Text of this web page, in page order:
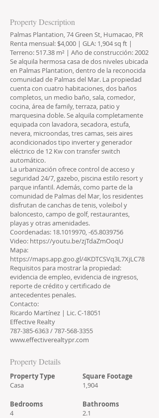
Property Description
Palmas Plantation, 74 Green St, Humacao, PR
Renta mensual: $4,000 | GLA: 1,904 sq ft |
Terreno: 517.38 m² | Año de construcción: 2002
Se alquila hermosa casa de dos niveles ubicada
en Palmas Plantation, dentro de la reconocida
comunidad de Palmas del Mar. La propiedad
cuenta con cuatro habitaciones, dos baños
completos, un medio baño, sala, comedor,
cocina, área de family, terraza, patio y
marquesina doble. Se alquila completamente
equipada con lavadora, secadora, estufa,
nevera, microondas, tres camas, seis aires
acondicionados tipo inverter y generador
eléctrico de 12 Kw con transfer switch
automático.
La urbanización ofrece control de acceso y
seguridad 24/7, gazebo, piscina estilo resort y
parque infantil. Además, como parte de la
comunidad de Palmas del Mar, los residentes
disfrutan de canchas de tenis, voleibol y
baloncesto, campo de golf, restaurantes,
playas y otras amenidades.
Coordenadas: 18.1019970, -65.8039756
Video: https://youtu.be/zjTdaZmOoqU
Mapa:
https://maps.app.goo.gl/4KDTCSVq3L7XjLC78
Requisitos para mostrar la propiedad:
evidencia de empleo, evidencia de ingresos,
reporte de crédito y certificado de
antecedentes penales.
Contacto:
Ricardo Martínez | Lic. C-18051
Effective Realty
787-385-6363/787-568-3355
www.effectiverealtypr.com
Property Details
Property Type
Casa
Bedrooms
4
Square Footage
1,904
Bathrooms
2.1